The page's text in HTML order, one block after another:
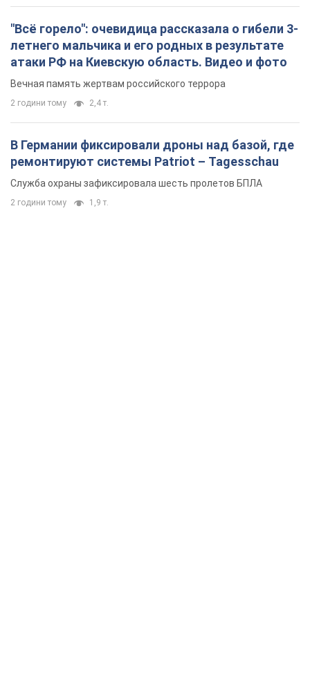
"Всё горело": очевидица рассказала о гибели 3-
летнего мальчика и его родных в результате
атаки РФ на Киевскую область. Видео и фото
Вечная память жертвам российского террора
2 години тому 2,4 т.
В Германии фиксировали дроны над базой, где
ремонтируют системы Patriot – Tagesschau
Служба охраны зафиксировала шесть пролетов БПЛА
2 години тому 1,9 т.